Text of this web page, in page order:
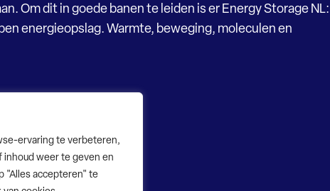
ervaring te verbeteren,
weer te geven en
"Alles accepteren" te
Om dit in goede banen te leiden is er Energy Storage NL:
energieopslag. Warmte, beweging, moleculen en